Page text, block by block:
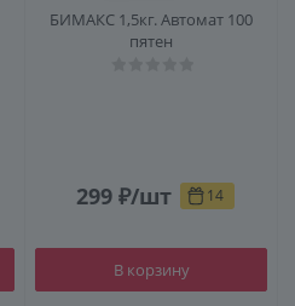
БИМАКС 1,5кг. Автомат 100
пятен
299 ₽/шт 14
В корзину